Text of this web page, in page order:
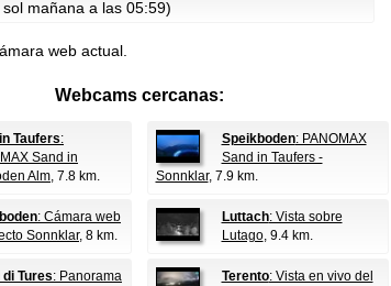
mañana a las 05:59)
web actual.
Webcams cercanas:
Taufers:
Sand in
Alm, 7.8 km.
Speikboden: PANOMAX
Sand in Taufers -
Sonnklar, 7.9 km.
: Cámara web
Sonnklar, 8 km.
Luttach: Vista sobre
Lutago, 9.4 km.
di Tures: Panorama
Terento: Vista en vivo del